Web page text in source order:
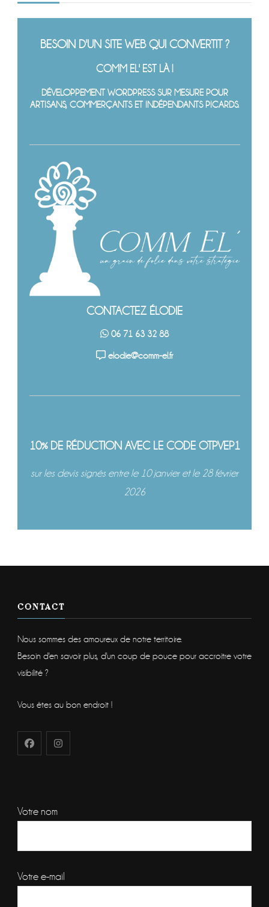
BESOIN D'UN SITE WEB QUI CONVERTIT ?
COMM EL' EST LÀ !
DÉVELOPPEMENT WORDPRESS SUR MESURE POUR
ARTISANS, COMMERÇANTS ET INDÉPENDANTS PICARDS.
CONTACTEZ ÉLODIE
06 71 63 32 88
elodie@comm-el.fr
10% DE RÉDUCTION AVEC LE CODE OTPVEP1
sur les devis signés entre le 10 janvier et le 28 février
2026
CONTACT
Nous sommes des amoureux de notre territoire.
Besoin d'en savoir plus, d'un coup de pouce pour accroitre votre
visibilité ?
Vous êtes au bon endroit !
Votre nom
Votre e-mail